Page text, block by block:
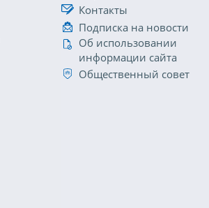
Контакты
Подписка на новости
Об использовании
информации сайта
Общественный совет